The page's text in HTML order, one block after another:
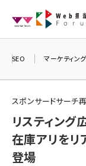
ン
seo
SEO マーケティン
スポンサードサーチ
リスティング
在庫アリをリ
登場